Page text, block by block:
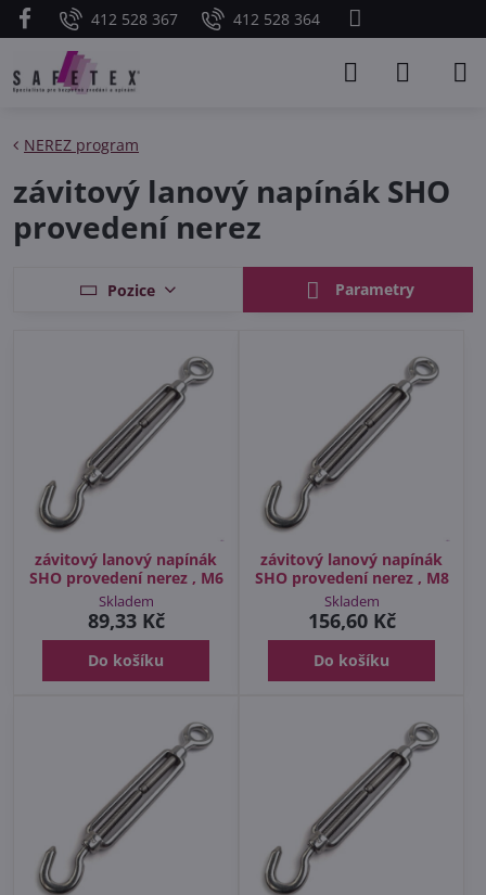
412 528 367 412 528 364
NEREZ program
závitový lanový napínák SHO
provedení nerez
Pozice Parametry
závitový lanový napínák
SHO provedení nerez , M6
Skladem
89,33 Kč
Do košíku
závitový lanový napínák
SHO provedení nerez , M8
Skladem
156,60 Kč
Do košíku